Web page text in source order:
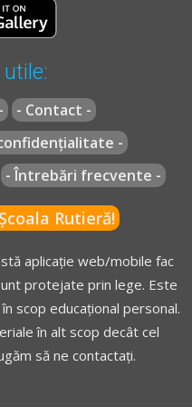
din spate stânga sus;
pe parbrizul
sus.
localităţilor pentru
au mai puţin de un
persoanele care
în vederea obţinerii
20 km/h mai mică decât
din care fac
- Contact -
-
- Întrebări frecvente -
Rutieră!
aplicație web/mobile fac
protejate prin lege. Este
scop educațional personal.
în alt scop decât cel
să ne contactați.